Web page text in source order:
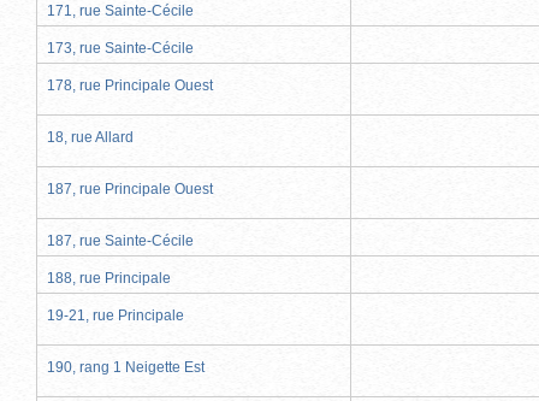
171, rue Sainte-Cécile
173, rue Sainte-Cécile
178, rue Principale Ouest
18, rue Allard
187, rue Principale Ouest
187, rue Sainte-Cécile
188, rue Principale
19-21, rue Principale
190, rang 1 Neigette Est